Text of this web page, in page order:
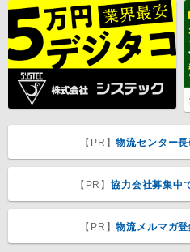
【PR】物流センター
【PR】協力会社募集中
【PR】物流メルマガ登